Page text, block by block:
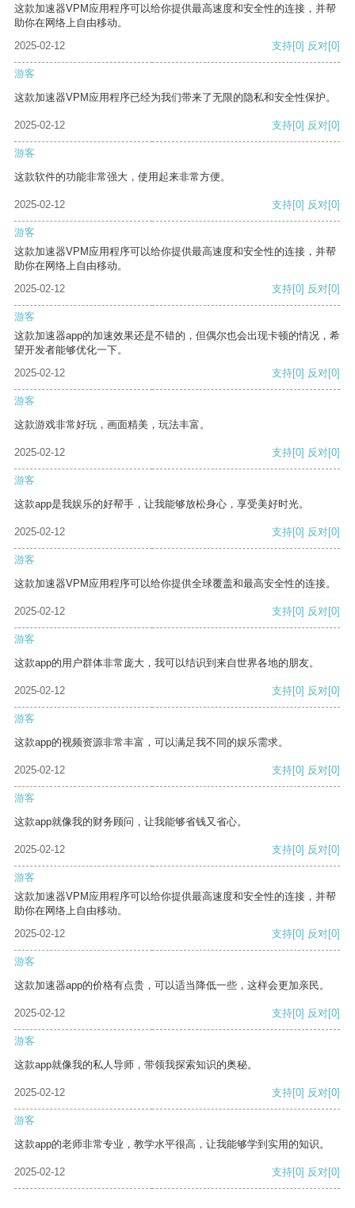
这款加速器VPM应用程序可以给你提供最高速度和安全性的连接，并帮
助你在网络上自由移动。
2025-02-12
支持[0] 反对[0]
游客
这款加速器VPM应用程序已经为我们带来了无限的隐私和安全性保护。
2025-02-12 支持[0] 反对[0]
游客
这款软件的功能非常强大，使用起来非常方便。
2025-02-12 支持[0] 反对[0]
游客
这款加速器VPM应用程序可以给你提供最高速度和安全性的连接，并帮
助你在网络上自由移动。
2025-02-12
支持[0] 反对[0]
游客
这款加速器app的加速效果还是不错的，但偶尔也会出现卡顿的情况，希
望开发者能够优化一下。
2025-02-12
支持[0] 反对[0]
游客
这款游戏非常好玩，画面精美，玩法丰富。
2025-02-12 支持[0] 反对[0]
游客
这款app是我娱乐的好帮手，让我能够放松身心，享受美好时光。
2025-02-12 支持[0] 反对[0]
游客
这款加速器VPM应用程序可以给你提供全球覆盖和最高安全性的连接。
2025-02-12 支持[0] 反对[0]
游客
这款app的用户群体非常庞大，我可以结识到来自世界各地的朋友。
2025-02-12 支持[0] 反对[0]
游客
这款app的视频资源非常丰富，可以满足我不同的娱乐需求。
2025-02-12 支持[0] 反对[0]
游客
这款app就像我的财务顾问，让我能够省钱又省心。
2025-02-12 支持[0] 反对[0]
游客
这款加速器VPM应用程序可以给你提供最高速度和安全性的连接，并帮
助你在网络上自由移动。
2025-02-12
支持[0] 反对[0]
游客
这款加速器app的价格有点贵，可以适当降低一些，这样会更加亲民。
2025-02-12 支持[0] 反对[0]
游客
这款app就像我的私人导师，带领我探索知识的奥秘。
2025-02-12 支持[0] 反对[0]
游客
这款app的老师非常专业，教学水平很高，让我能够学到实用的知识。
2025-02-12 支持[0] 反对[0]